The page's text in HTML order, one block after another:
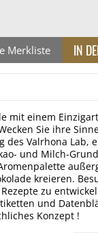
Merkliste
mit einem
Sie ihre
des Valrhona Lab,
und Milch-
kreieren.
zu
und
Konzept !